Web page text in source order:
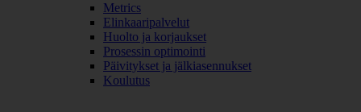
Metrics
Elinkaaripalvelut
Huolto ja korjaukset
Prosessin optimointi
Päivitykset ja jälkiasennukset
Koulutus